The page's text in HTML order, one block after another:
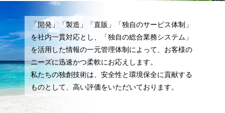
「開発」「製造」「直販」「独自のサービス体制」
を社内一貫対応とし、
「独自の総合業務システム」
を活用した情報の一元管理体制によって、 お客様の
ニーズに迅速かつ柔軟にお応えします。
私たちの独創技術は、安全性と環境保全に貢献する
ものとして、高い評価をいただいております。